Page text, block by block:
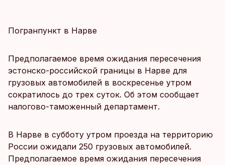
Погранпункт в Нарве
Предполагаемое время ожидания пересечения
эстонско-российской границы в Нарве для
грузовых автомобилей в воскресенье утром
сократилось до трех суток. Об этом сообщает
налогово-таможенный департамент.
В Нарве в субботу утром проезда на территорию
России ожидали 250 грузовых автомобилей.
Предполагаемое время ожидания пересечения